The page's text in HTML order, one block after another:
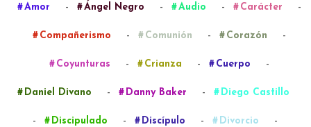
Amor - Ángel Negro - Audio - Carácter -
Compañerismo - Comunión - Corazón -
Coyunturas - Crianza - Cuerpo -
Daniel Divano - Danny Baker - Diego Castillo
- Discipulado - Discípulo - Divorcio -